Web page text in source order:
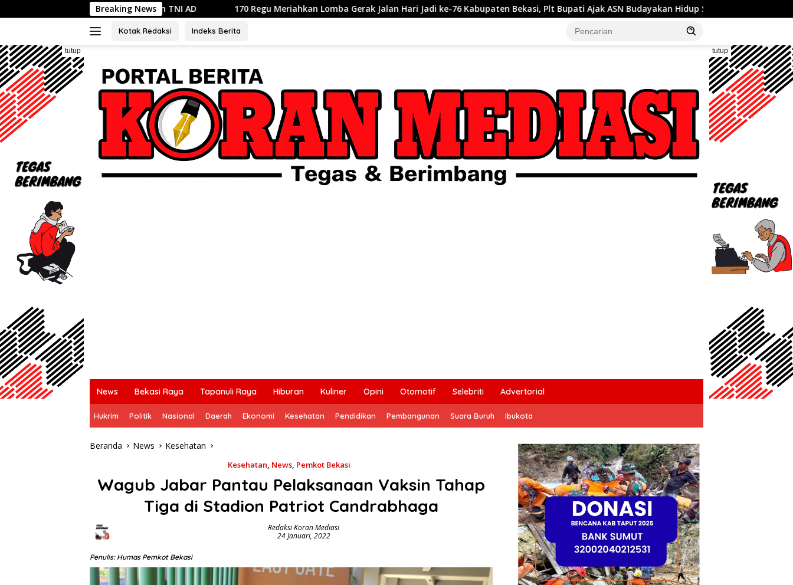
ke
Breaking News
Sampah dengan TNI AD 170 Regu Meriahkan Lomba Gerak Jalan Hari Jadi ke-76 Kabupaten Bekasi, Plt Bupati Ajak ASN Budayakan Hidup Sehat
Kotak Redaksi Indeks Berita
tutup tutup
News Bekasi Raya Tapanuli Raya Hiburan Kuliner Opini Otomotif Selebriti Advertorial
Hukrim Politik Nasional Daerah Ekonomi Kesehatan Pendidikan Pembangunan Suara Buruh Ibukota
Beranda News Kesehatan
Kesehatan, News, Pemkot Bekasi
Wagub Jabar Pantau Pelaksanaan Vaksin Tahap
Tiga di Stadion Patriot Candrabhaga
Redaksi Koran Mediasi
24 Januari, 2022
Penulis: Humas Pemkot Bekasi